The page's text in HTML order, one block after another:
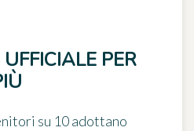
PER
su 10 adottano